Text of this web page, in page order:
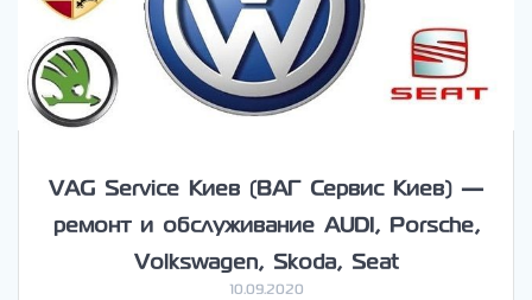
VAG Service Киев (ВАГ Сервис Киев) —
ремонт и обслуживание AUDI, Porsche,
Volkswagen, Skoda, Seat
10.09.2020